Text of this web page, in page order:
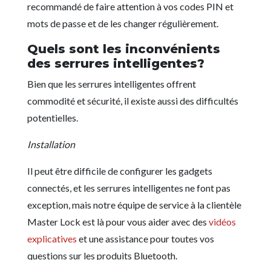
recommandé de faire attention à vos codes PIN et
mots de passe et de les changer régulièrement.
Quels sont les inconvénients
des serrures intelligentes?
Bien que les serrures intelligentes offrent
commodité et sécurité, il existe aussi des difficultés
potentielles.
Installation
Il peut être difficile de configurer les gadgets
connectés, et les serrures intelligentes ne font pas
exception, mais notre équipe de service à la clientèle
Master Lock est là pour vous aider avec des vidéos
explicatives et une assistance pour toutes vos
questions sur les produits Bluetooth.